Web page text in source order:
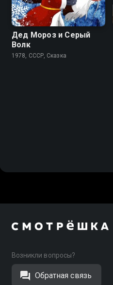
Дед Мороз и Серый
Волк
1978, СССР, Сказка
Возникли вопросы?
Обратная связь